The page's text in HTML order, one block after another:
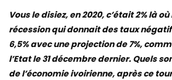
Vous le disiez, en 2020, c’était 2% là
récession qui donnait des taux
6,5% avec une projection de 7%,
l’Etat le 31 décembre dernier. Quels
de l’économie ivoirienne, après ce